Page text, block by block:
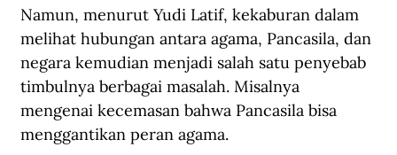
Namun, menurut Yudi Latif, kekaburan dalam
melihat hubungan antara agama, Pancasila, dan
negara kemudian menjadi salah satu penyebab
timbulnya berbagai masalah. Misalnya
mengenai kecemasan bahwa Pancasila bisa
menggantikan peran agama.